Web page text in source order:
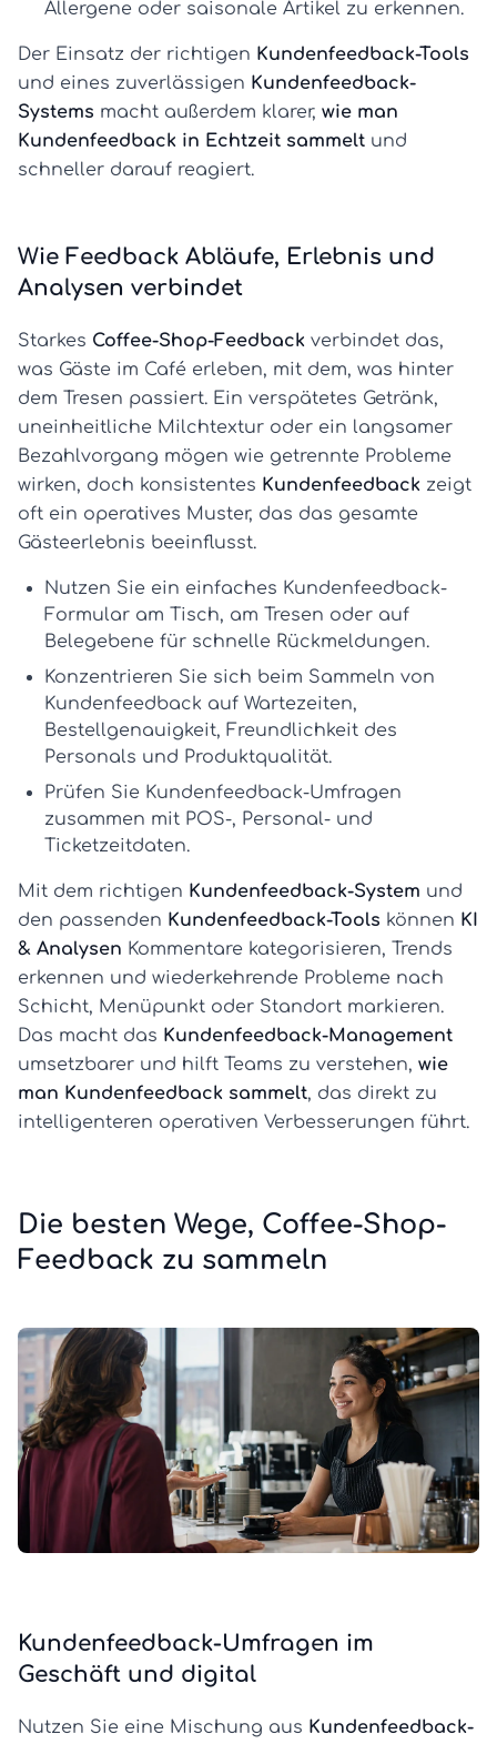
Allergene oder saisonale Artikel zu erkennen.
Der Einsatz der richtigen Kundenfeedback-Tools
und eines zuverlässigen Kundenfeedback-
Systems macht außerdem klarer, wie man
Kundenfeedback in Echtzeit sammelt und
schneller darauf reagiert.
Wie Feedback Abläufe, Erlebnis und
Analysen verbindet
Starkes Coffee-Shop-Feedback verbindet das,
was Gäste im Café erleben, mit dem, was hinter
dem Tresen passiert. Ein verspätetes Getränk,
uneinheitliche Milchtextur oder ein langsamer
Bezahlvorgang mögen wie getrennte Probleme
wirken, doch konsistentes Kundenfeedback zeigt
oft ein operatives Muster, das das gesamte
Gästeerlebnis beeinflusst.
Nutzen Sie ein einfaches Kundenfeedback-
Formular am Tisch, am Tresen oder auf
Belegebene für schnelle Rückmeldungen.
Konzentrieren Sie sich beim Sammeln von
Kundenfeedback auf Wartezeiten,
Bestellgenauigkeit, Freundlichkeit des
Personals und Produktqualität.
Prüfen Sie Kundenfeedback-Umfragen
zusammen mit POS-, Personal- und
Ticketzeitdaten.
Mit dem richtigen Kundenfeedback-System und
den passenden Kundenfeedback-Tools können KI
& Analysen Kommentare kategorisieren, Trends
erkennen und wiederkehrende Probleme nach
Schicht, Menüpunkt oder Standort markieren.
Das macht das Kundenfeedback-Management
umsetzbarer und hilft Teams zu verstehen, wie
man Kundenfeedback sammelt, das direkt zu
intelligenteren operativen Verbesserungen führt.
Die besten Wege, Coffee-Shop-
Feedback zu sammeln
Kundenfeedback-Umfragen im
Geschäft und digital
Nutzen Sie eine Mischung aus Kundenfeedback-